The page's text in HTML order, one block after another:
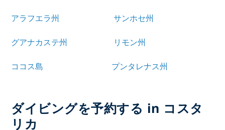
アラフエラ州 サンホセ州
グアナカステ州 リモン州
ココス島 プンタレナス州
ダイビングを予約する in コスタ
リカ